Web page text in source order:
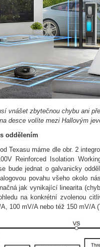
vnášet zbytečnou chybu ani
desce volíte mezi Hallovým
oddělením
Texasu máme dle obr. 2
Reinforced Isolation
bude jednat o galvanicky
povahu všeho okolo
jak vynikající linearita
na konkrétní zvolenou
100 mV/A nebo též 150 mV/A